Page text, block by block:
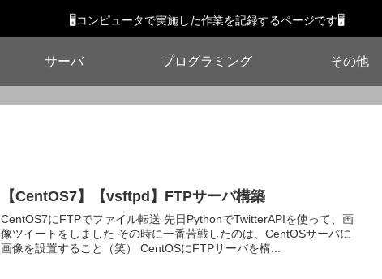
🖥コンピュータで実施した作業を記録するページです🖥
サーバ プログラミング その他
【CentOS7】【vsftpd】FTPサーバ構築
CentOS7にFTPでファイル転送 先日PythonでTwitterAPIを使って、画
像ツイートをしました その時に一番苦戦したのは、CentOSサーバに
画像を設置すること（笑） CentOSにFTPサーバを構...